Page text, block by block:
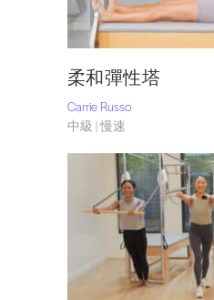
柔和彈性塔
Carrie Russo
中級 | 慢速